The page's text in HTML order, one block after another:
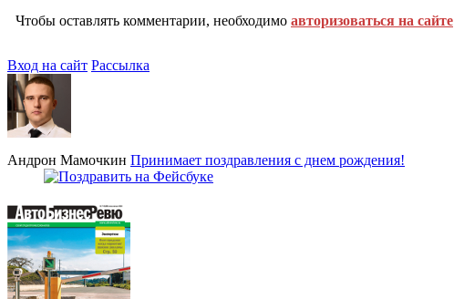
Чтобы оставлять комментарии, необходимо авторизоваться на сайте
Вход на сайт Рассылка
Андрон Мамочкин Принимает поздравления с днем рождения!